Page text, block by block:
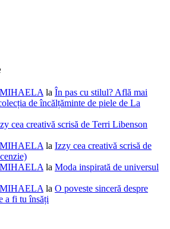
MIHAELA la În pas cu stilul? Află mai
de încălțăminte de piele de La
cea creativă scrisă de Terri Libenson
MIHAELA la Izzy cea creativă scrisă de
MIHAELA la Moda inspirată de universul
MIHAELA la O poveste sinceră despre
a fi tu însăți